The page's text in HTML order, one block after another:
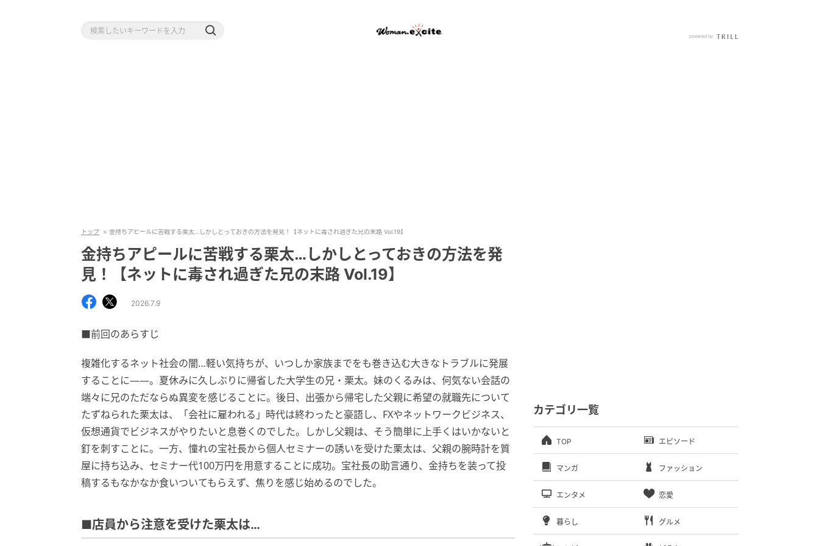
トップ 金持ちアピールに苦戦する栗太…しかしとっておきの方法を発見！【ネットに毒され過ぎた兄の末路 Vol.19】
金持ちアピールに苦戦する栗太…しかしとっておきの方法を発
見！【ネットに毒され過ぎた兄の末路 Vol.19】
2026.7.9
■前回のあらすじ
複雑化するネット社会の闇…軽い気持ちが、いつしか家族までをも巻き込む大きなトラブルに発展
することに——。夏休みに久しぶりに帰省した大学生の兄・栗太。妹のくるみは、何気ない会話の
端々に兄のただならぬ異変を感じることに。後日、出張から帰宅した父親に希望の就職先について
たずねられた栗太は、「会社に雇われる」時代は終わったと豪語し、FXやネットワークビジネス、
仮想通貨でビジネスがやりたいと息巻くのでした。しかし父親は、そう簡単に上手くはいかないと
釘を刺すことに。一方、憧れの宝社長から個人セミナーの誘いを受けた栗太は、父親の腕時計を質
屋に持ち込み、セミナー代100万円を用意することに成功。宝社長の助言通り、金持ちを装って投
稿するもなかなか食いついてもらえず、焦りを感じ始めるのでした。
■店員から注意を受けた栗太は…
カテゴリ一覧
TOP エピソード
マンガ ファッション
エンタメ 恋愛
暮らし グルメ